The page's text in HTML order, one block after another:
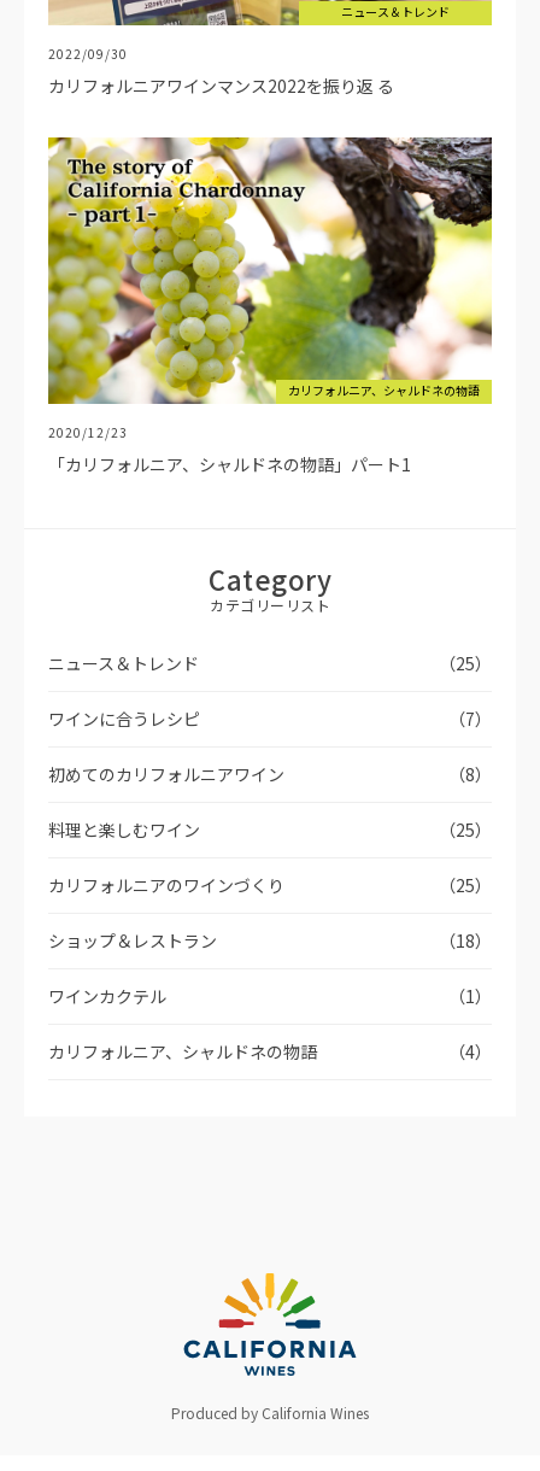
ニュース＆トレンド
カリフォルニアワインマンス2022を振り返 る
2022/09/30
カリフォルニア、シャルドネの物語
「カリフォルニア、シャルドネの物語」パート1
2020/12/23
Category
カテゴリーリスト
ニュース＆トレンド （25）
ワインに合うレシピ （7）
初めてのカリフォルニアワイン （8）
料理と楽しむワイン （25）
カリフォルニアのワインづくり （25）
ショップ＆レストラン （18）
ワインカクテル （1）
カリフォルニア、シャルドネの物語 （4）
Produced by California Wines